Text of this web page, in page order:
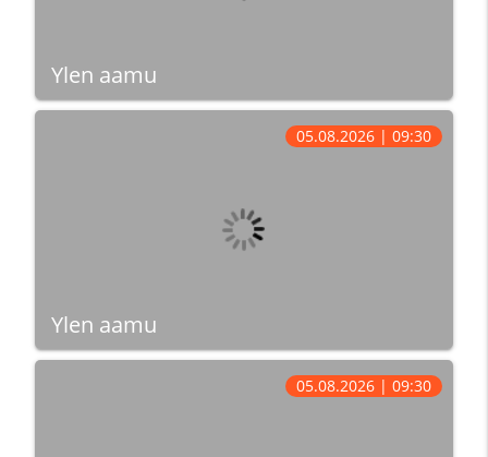
Ylen aamu
Ylen aamu
05.08.2026 | 09:30
05.08.2026 | 09:30